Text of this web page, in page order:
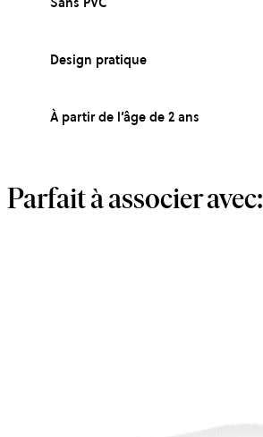
Design pratique
À partir de l’âge de 2 ans
Parfait à associer avec: